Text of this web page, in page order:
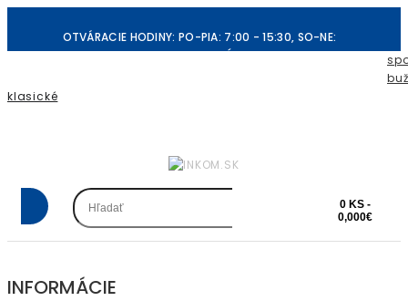
OTVÁRACIE HODINY: PO-PIA: 7:00 - 15:30, SO-NE:
ZATVORENÉ
0 KS -
0,000€
klasické
INFORMÁCIE